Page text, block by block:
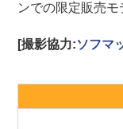
ンでの限定販売モ
[撮影協力:ソフマ